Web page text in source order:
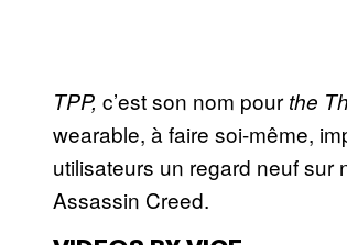
TPP, c’est son nom pour the
wearable, à faire soi-même,
utilisateurs un regard neuf sur
Assassin Creed.